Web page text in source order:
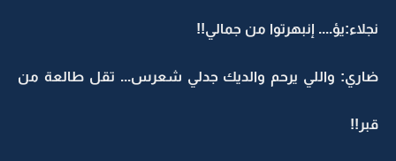
نجلاء:يؤ.... إنبهرتوا من جمالي!!
ضاري: واللي يرحم والديك جدلي شعرس... تقل طالعة من
قبر!!